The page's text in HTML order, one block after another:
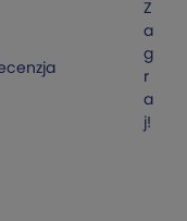
Z
a
g
r
a
j!